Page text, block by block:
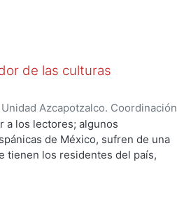
de las culturas
Azcapotzalco. Coordinación
Olivares, Jesús Eduardo
a los lectores; algunos
de México, sufren de una
tienen los residentes del país,